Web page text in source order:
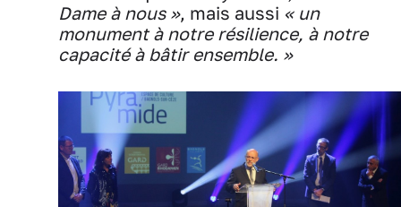
Dame à nous », mais aussi « un
monument à notre résilience, à notre
capacité à bâtir ensemble. »